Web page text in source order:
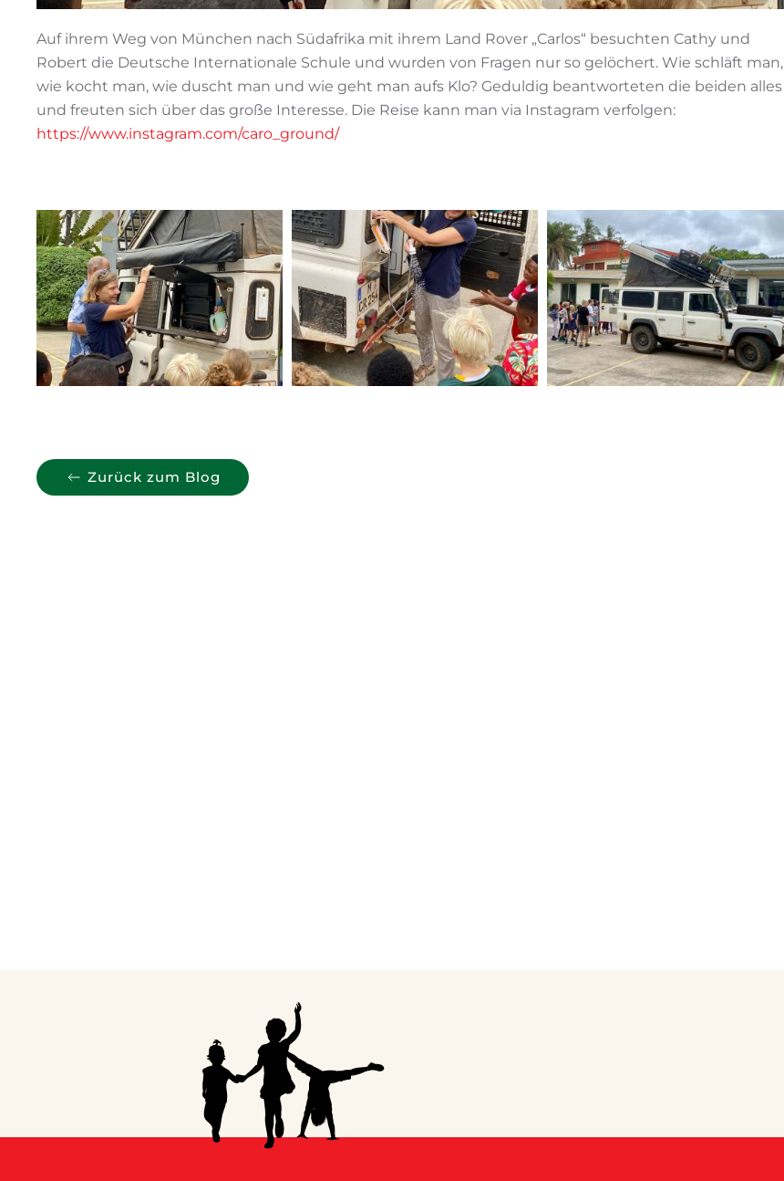
Auf ihrem Weg von München nach Südafrika mit ihrem Land Rover „Carlos“ besuchten Cathy und
Robert die Deutsche Internationale Schule und wurden von Fragen nur so gelöchert. Wie schläft man,
wie kocht man, wie duscht man und wie geht man aufs Klo? Geduldig beantworteten die beiden alles
und freuten sich über das große Interesse. Die Reise kann man via Instagram verfolgen:
https://www.instagram.com/caro_ground/
Zurück zum Blog